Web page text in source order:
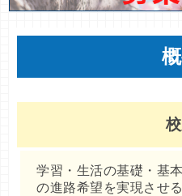
学習・生活の基礎・基
の進路希望を実現させ